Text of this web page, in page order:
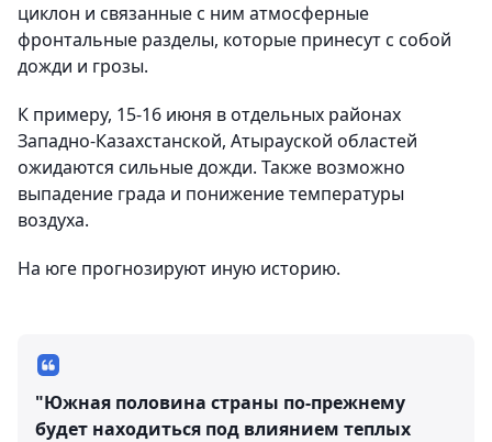
циклон и связанные с ним атмосферные
фронтальные разделы, которые принесут с собой
дожди и грозы.
К примеру, 15-16 июня в отдельных районах
Западно-Казахстанской, Атырауской областей
ожидаются сильные дожди. Также возможно
выпадение града и понижение температуры
воздуха.
На юге прогнозируют иную историю.
"Южная половина страны по-прежнему
будет находиться под влиянием теплых